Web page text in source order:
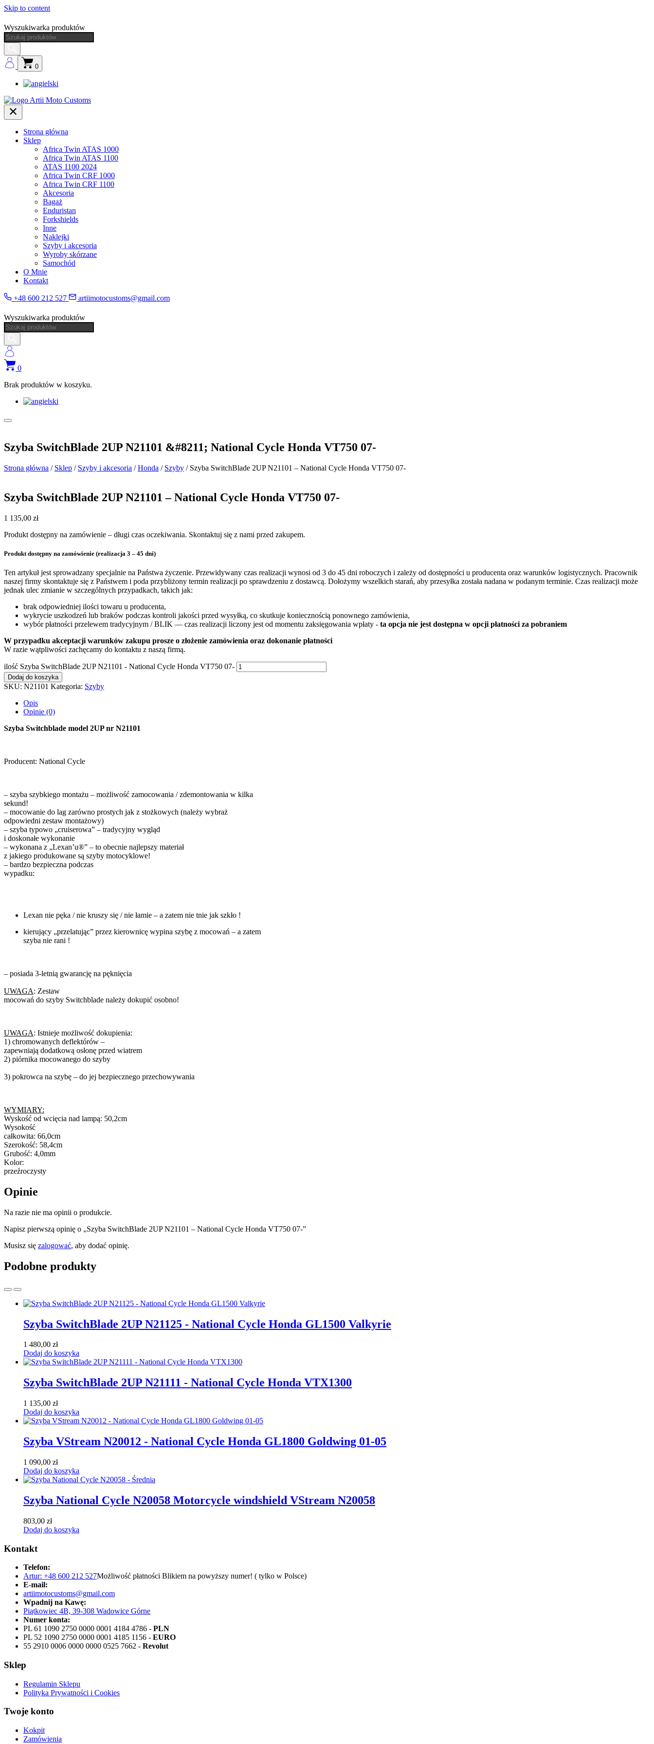
Skip to content
Wyszukiwarka produktów
0
Strona główna
Sklep
Africa Twin ATAS 1000
Africa Twin ATAS 1100
ATAS 1100 2024
Africa Twin CRF 1000
Africa Twin CRF 1100
Akcesoria
Bagaż
Enduristan
Forkshields
Inne
Naklejki
Szyby i akcesoria
Wyroby skórzane
Samochód
O Mnie
Kontakt
+48 600 212 527 artiimotocustoms@gmail.com
Wyszukiwarka produktów
0
Brak produktów w koszyku.
Szyba SwitchBlade 2UP N21101 &#8211; National Cycle Honda VT750 07-
Strona główna / Sklep / Szyby i akcesoria /Honda / Szyby / Szyba SwitchBlade 2UP N21101 – National Cycle Honda VT750 07-
Szyba SwitchBlade 2UP N21101 – National Cycle Honda VT750 07-
1 135,00 zł
Produkt dostępny na zamówienie – długi czas oczekiwania. Skontaktuj się z nami przed zakupem.
Produkt dostępny na zamówienie (realizacja 3 – 45 dni)
Ten artykuł jest sprowadzany specjalnie na Państwa życzenie. Przewidywany czas realizacji wynosi od 3 do 45 dni roboczych i zależy od dostępności u producenta oraz warunków logistycznych. Pracownik
naszej firmy skontaktuje się z Państwem i poda przybliżony termin realizacji po sprawdzeniu z dostawcą. Dołożymy wszelkich starań, aby przesyłka została nadana w podanym terminie. Czas realizacji może
jednak ulec zmianie w szczególnych przypadkach, takich jak:
brak odpowiedniej ilości towaru u producenta,
wykrycie uszkodzeń lub braków podczas kontroli jakości przed wysyłką, co skutkuje koniecznością ponownego zamówienia,
wybór płatności przelewem tradycyjnym / BLIK — czas realizacji liczony jest od momentu zaksięgowania wpłaty - ta opcja nie jest dostępna w opcji płatności za pobraniem
W przypadku akceptacji warunków zakupu prosze o złożenie zamówienia oraz dokonanie płatności
W razie wątpliwości zachęcamy do kontaktu z naszą firmą.
ilość Szyba SwitchBlade 2UP N21101 - National Cycle Honda VT750 07-
Dodaj do koszyka
SKU: N21101 Kategoria: Szyby
Opis
Opinie (0)
Szyba Switchblade model 2UP nr N21101
Producent: National Cycle
– szyba szybkiego montażu – możliwość zamocowania / zdemontowania w kilka
sekund!
– mocowanie do lag zarówno prostych jak z stożkowych (należy wybraż
odpowiedni zestaw montażowy)
– szyba typowo „cruiserowa” – tradycyjny wygląd
i doskonałe wykonanie
– wykonana z „Lexan’u®” – to obecnie najlepszy materiał
z jakiego produkowane są szyby motocyklowe!
– bardzo bezpieczna podczas
wypadku:
Lexan nie pęka / nie kruszy się / nie łamie – a zatem nie tnie jak szkło !
kierujący „przelatując” przez kierownicę wypina szybę z mocowań – a zatem
szyba nie rani !
– posiada 3-letnią gwarancję na pęknięcia
UWAGA: Zestaw
mocowań do szyby Switchblade należy dokupić osobno!
UWAGA: Istnieje możliwość dokupienia:
1) chromowanych deflektórów –
zapewniają dodatkową osłonę przed wiatrem
2) piórnika mocowanego do szyby
3) pokrowca na szybę – do jej bezpiecznego przechowywania
WYMIARY:
Wyskość od wcięcia nad lampą: 50,2cm
Wysokość
całkowita: 66,0cm
Szerokość: 58,4cm
Grubość: 4,0mm
Kolor:
przeźroczysty
Opinie
Na razie nie ma opinii o produkcie.
Napisz pierwszą opinię o „Szyba SwitchBlade 2UP N21101 – National Cycle Honda VT750 07-”
Musisz się zalogować, aby dodać opinię.
Podobne produkty
Szyba SwitchBlade 2UP N21125 - National Cycle Honda GL1500 Valkyrie
1 480,00 zł
Dodaj do koszyka
Szyba SwitchBlade 2UP N21111 - National Cycle Honda VTX1300
1 135,00 zł
Dodaj do koszyka
Szyba VStream N20012 - National Cycle Honda GL1800 Goldwing 01-05
1 090,00 zł
Dodaj do koszyka
Szyba National Cycle N20058 Motorcycle windshield VStream N20058
803,00 zł
Dodaj do koszyka
Kontakt
Telefon:
Artur: +48 600 212 527Możliwość płatności Blikiem na powyższy numer! ( tylko w Polsce)
E-mail:
artiimotocustoms@gmail.com
Wpadnij na Kawę:
Piątkowiec 4B, 39-308 Wadowice Górne
Numer konta:
PL 61 1090 2750 0000 0001 4184 4786 - PLN
PL 52 1090 2750 0000 0001 4185 1156 - EURO
55 2910 0006 0000 0000 0525 7662 - Revolut
Sklep
Regulamin Sklepu
Polityka Prywatności i Cookies
Twoje konto
Kokpit
Zamówienia